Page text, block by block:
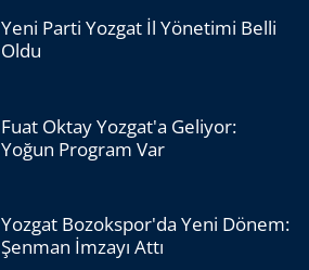
Yeni Parti Yozgat İl Yönetimi Belli
Oldu
Fuat Oktay Yozgat'a Geliyor:
Yoğun Program Var
Yozgat Bozokspor'da Yeni Dönem:
Şenman İmzayı Attı